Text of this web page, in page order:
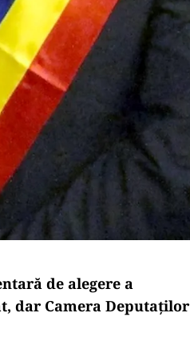
de alegere a
dar Camera Deputaților